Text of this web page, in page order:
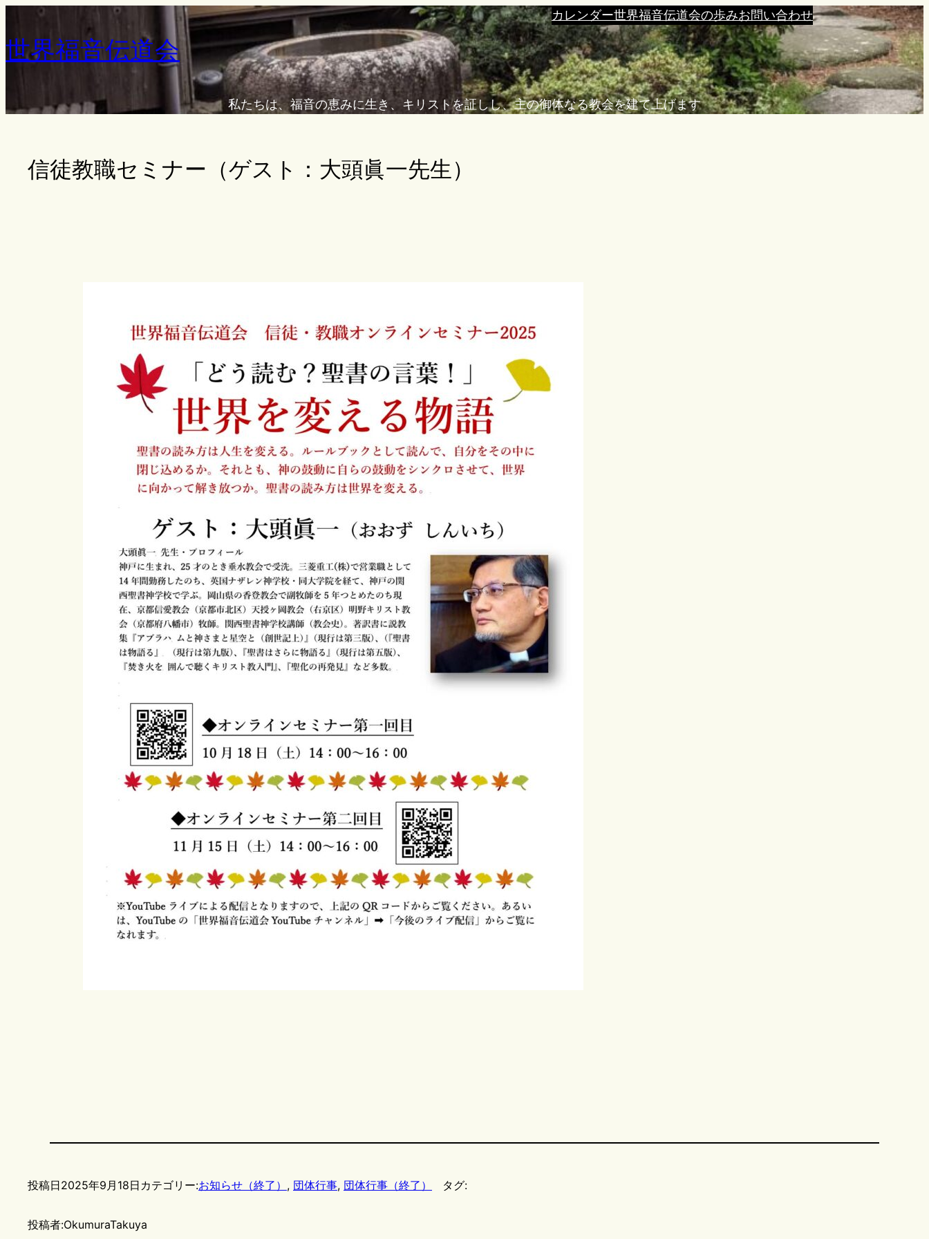
を
ッ
世界福音伝道会
カレンダー世界福音伝道会の歩みお問い合わせ
私たちは、福音の恵みに生き、キリストを証しし、主の御体なる教会を建て上げます
信徒教職セミナー（ゲスト：大頭眞一先生）
投稿日2025年9月18日 カテゴリー:お知らせ（終了） , 団体行事, 団体行事（終了）
投稿者:OkumuraTakuya
タグ: